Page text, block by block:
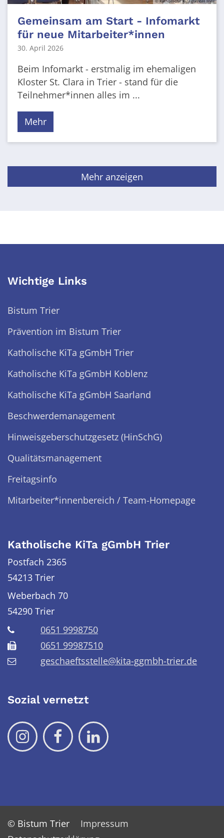
Gemeinsam am Start - Infomarkt
für neue Mitarbeiter*innen
30. April 2026
Beim Infomarkt - erstmalig im ehemaligen
Kloster St. Clara in Trier - stand für die
Teilnehmer*innen alles im ...
Mehr
Mehr anzeigen
Wichtige Links
Bistum Trier
Prävention im Bistum Trier
Katholische KiTa gGmbH Trier
Katholische KiTa gGmbH Koblenz
Katholische KiTa gGmbH Saarland
Beschwerdemanagement
Hinweisgeberschutzgesetz (HinSchG)
Qualitätsmanagement
Freitagsinfo
Mitarbeiter*innenbereich / Team-Homepage
Katholische KiTa gGmbH Trier
Postfach 2365
54213 Trier
Weberbach 70
54290 Trier
0651 9998750
0651 99987510
geschaeftsstelle@kita-ggmbh-trier.de
Sozial vernetzt
© Bistum Trier
Impressum